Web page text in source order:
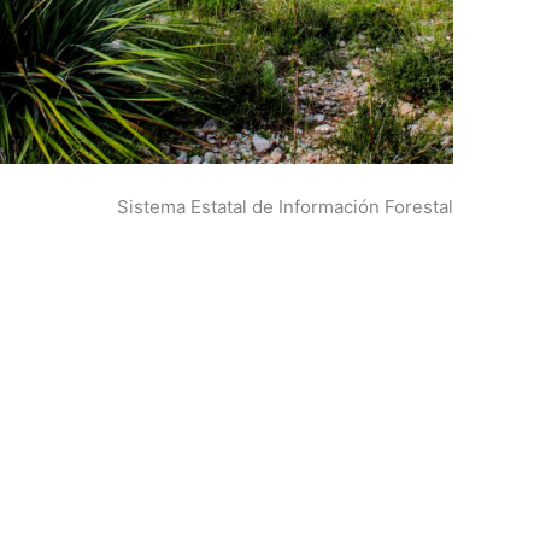
Sistema Estatal de Información Forestal